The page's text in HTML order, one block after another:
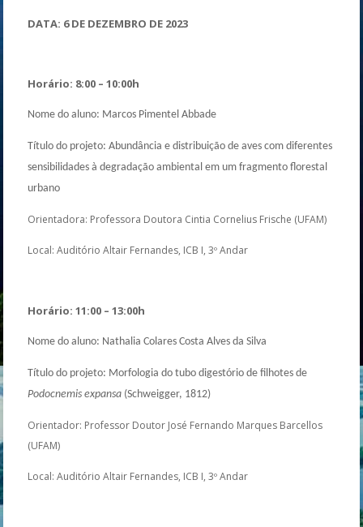
DATA: 6 DE DEZEMBRO DE 2023
Horário: 8:00 – 10:00h
Nome do aluno: Marcos Pimentel Abbade
Título do projeto: Abundância e distribuição de aves com diferentes
sensibilidades à degradação ambiental em um fragmento florestal
urbano
Orientadora: Professora Doutora Cintia Cornelius Frische (UFAM)
Local: Auditório Altair Fernandes, ICB I, 3º Andar
Horário: 11:00 – 13:00h
Nome do aluno: Nathalia Colares Costa Alves da Silva
Título do projeto: Morfologia do tubo digestório de filhotes de
Podocnemis expansa (Schweigger, 1812)
Orientador: Professor Doutor José Fernando Marques Barcellos
(UFAM)
Local: Auditório Altair Fernandes, ICB I, 3º Andar